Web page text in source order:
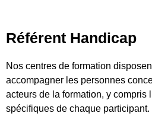
Référent Handicap
Nos centres de formation
accompagner les personnes
acteurs de la formation, y compris
spécifiques de chaque participant.